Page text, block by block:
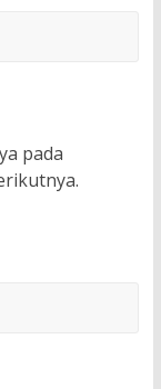
pada